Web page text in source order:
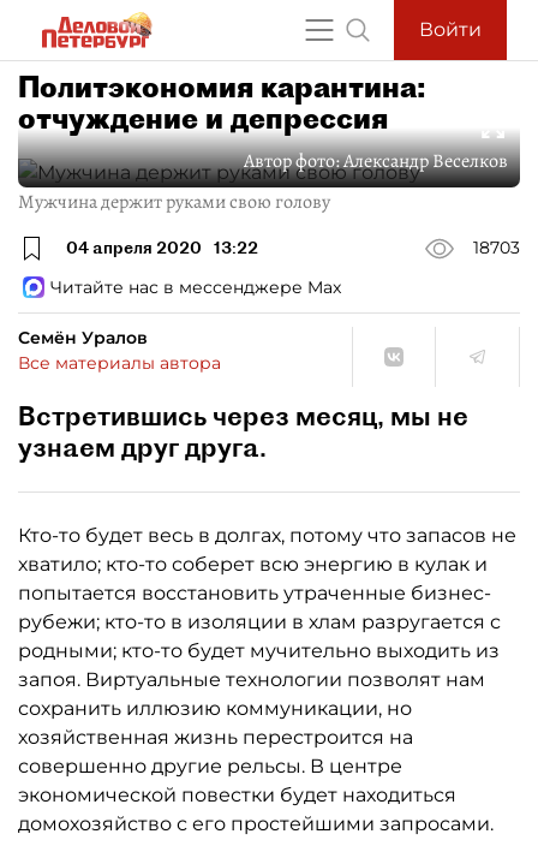
Войти
Политэкономия карантина:
отчуждение и депрессия
Автор фото:Александр Веселков
Мужчина держит руками свою голову
04 апреля 2020 13:22
18703
Читайте нас в мессенджере Max
Семён Уралов
Все материалы автора
Встретившись через месяц, мы не
узнаем друг друга.
Кто-то будет весь в долгах, потому что запасов не
хватило; кто-то соберет всю энергию в кулак и
попытается восстановить утраченные бизнес-
рубежи; кто-то в изоляции в хлам разругается с
родными; кто-то будет мучительно выходить из
запоя. Виртуальные технологии позволят нам
сохранить иллюзию коммуникации, но
хозяйственная жизнь перестроится на
совершенно другие рельсы. В центре
экономической повестки будет находиться
домохозяйство с его простейшими запросами.